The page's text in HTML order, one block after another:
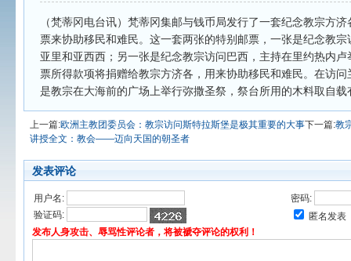
（梵蒂冈电台讯）梵蒂冈集邮与钱币局发行了一套纪念教宗方
票来协助移民和难民。这一套两张的特别邮票，一张是纪念教
亚里和亚西西；另一张是纪念教宗访问巴西，主持在里约热内
票所得款项将捐赠给教宗方济各，用来协助移民和难民。在访
是教宗在大海前的广场上举行弥撒圣祭，祭台所用的木料取自
上一篇:欧洲主教团委员会：教宗访问斯特拉斯堡是极其重要的大事下一篇:教
讲授全文：教会——迈向天国的朝圣者
发表评论
用户名:
密码:
验证码:
匿名发表
发布人身攻击、辱骂性评论者，将被褫夺评论的权利！